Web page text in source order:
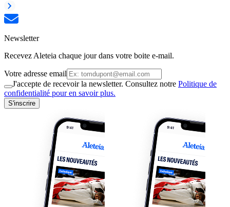
Newsletter
Recevez Aleteia chaque jour dans votre boite e-mail.
Votre adresse email
J'accepte de recevoir la newsletter. Consultez notre Politique de
confidentialité pour en savoir plus.
S'inscrire